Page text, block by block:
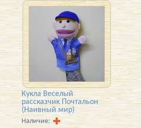
Кукла Веселый
рассказчик Почтальон
(Наивный мир)
Наличие: